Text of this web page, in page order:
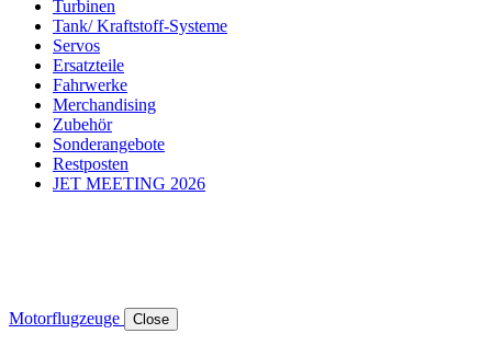
Turbinen
Tank/ Kraftstoff-Systeme
Servos
Ersatzteile
Fahrwerke
Merchandising
Zubehör
Sonderangebote
Restposten
JET MEETING 2026
Motorflugzeuge Close